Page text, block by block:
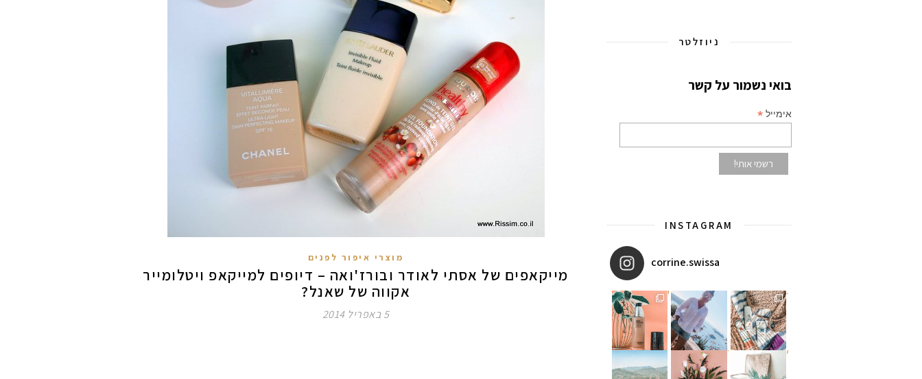
מוצרי איפור לפנים
מייקאפים של אסתי לאודר ובורז'ואה – דיופים למייקאפ ויטלומייר
אקווה של שאנל?
5 באפריל 2014
ניוזלטר
בואי נשמור על קשר
אימייל *
INSTAGRAM
corrine.swissa
איזו אהבתם יותר? הראשונה אומקדמי הגנה מומלצים - עכשיו ב
פעילות ממש מגניבה עכשיו בפיאומרים שאם מצמידים קונכיה מ